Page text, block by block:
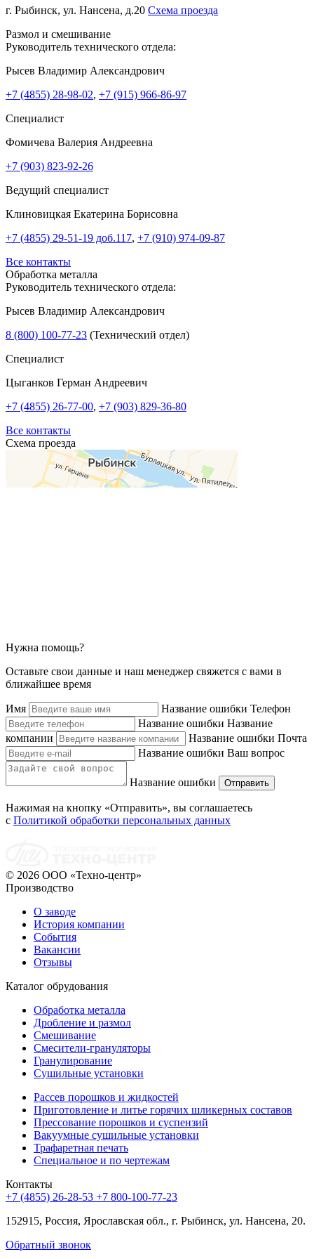
г. Рыбинск, ул. Нансена, д.20 Схема проезда
Размол и смешивание
Руководитель технического отдела:
Рысев Владимир Александрович
+7 (4855) 28-98-02, +7 (915) 966-86-97
Специалист
Фомичева Валерия Андреевна
+7 (903) 823-92-26
Ведущий специалист
Клиновицкая Екатерина Борисовна
+7 (4855) 29-51-19 доб.117, +7 (910) 974-09-87
Все контакты
Обработка металла
Руководитель технического отдела:
Рысев Владимир Александрович
8 (800) 100-77-23 (Технический отдел)
Специалист
Цыганков Герман Андреевич
+7 (4855) 26-77-00, +7 (903) 829-36-80
Все контакты
Схема проезда
Нужна помощь?
Оставьте свои данные и наш менеджер свяжется с вами в
ближайшее время
Имя Название ошибки Телефон
Название ошибки Название
компании
Название ошибки Почта
Название ошибки Ваш вопрос
Название ошибки Отправить
Нажимая на кнопку «Отправить», вы соглашаетесь
с Политикой обработки персональных данных
© 2026 ООО «Техно-центр»
Производство
О заводе
История компании
События
Вакансии
Отзывы
Каталог обрудования
Обработка металла
Дробление и размол
Смешивание
Смесители-грануляторы
Гранулирование
Сушильные установки
Рассев порошков и жидкостей
Приготовление и литье горячих шликерных составов
Прессование порошков и суспензий
Вакуумные сушильные установки
Трафаретная печать
Специальное и по чертежам
Контакты
+7 (4855) 26-28-53 +7 800-100-77-23
152915, Россия, Ярославская обл., г. Рыбинск, ул. Нансена, 20.
Обратный звонок